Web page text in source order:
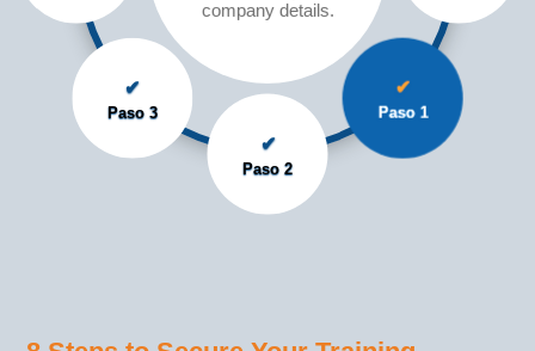
✔
Paso 1
✔
Paso 2
✔
Paso 3
company details.